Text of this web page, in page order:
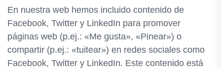
En nuestra web hemos incluido contenido de
Facebook, Twitter y LinkedIn para promover
páginas web (p.ej.: «Me gusta», «Pinear») o
compartir (p.ej.: «tuitear») en redes sociales como
Facebook, Twitter y LinkedIn. Este contenido está